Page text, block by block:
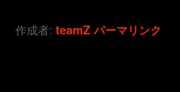
作成者:teamZ パーマリンク